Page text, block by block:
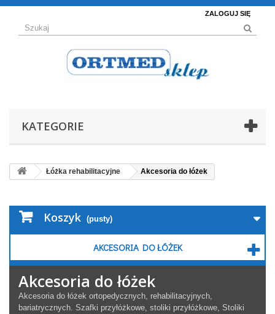
ZALOGUJ SIĘ
KATEGORIE
Łóżka rehabilitacyjne Akcesoria do łóżek
Koszyk (pusty)
AKCESORIA DO ŁÓŻEK
Akcesoria do łóżek
Akcesoria do łóżek ortopedycznych, rehabilitacyjnych,
bariatrycznych. Szafki przyłóżkowe, stoliki przyłóżkowe, Stoliki